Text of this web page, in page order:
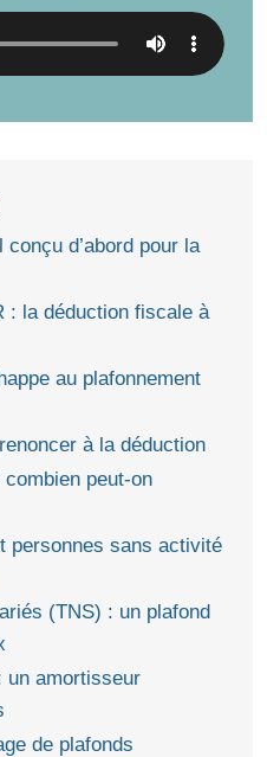
d’abord pour la
: la déduction fiscale à
au plafonnement
à la déduction
peut-on
personnes sans activité
(TNS) : un plafond
un amortisseur
de plafonds